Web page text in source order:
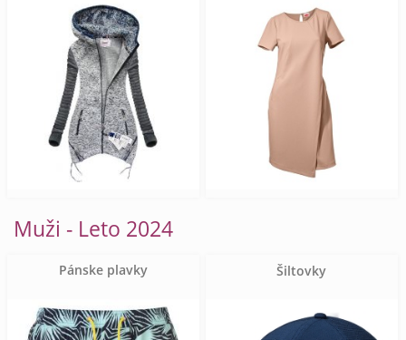
Muži - Leto 2024
Pánske plavky Šiltovky